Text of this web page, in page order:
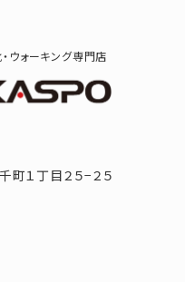
ウォーキング専門店
千町１丁目２５−２５